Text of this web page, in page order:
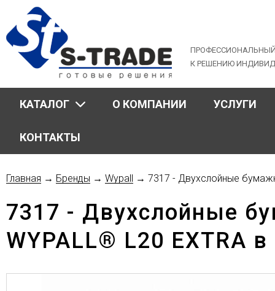
navigation
К РЕШЕНИЮ
КАТАЛОГ О КОМПАНИИ УСЛУГИ
КОНТАКТЫ
здесь
Главная → Бренды → Wypall → 7317 - Двухслойные
7317 - Двухслойные
WYPALL® L20 EXTRA